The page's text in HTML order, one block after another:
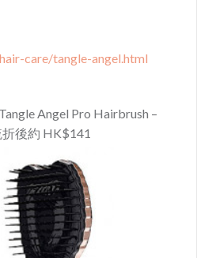
care/tangle-angel.html
Angel Pro Hairbrush –
折後約 HK$141